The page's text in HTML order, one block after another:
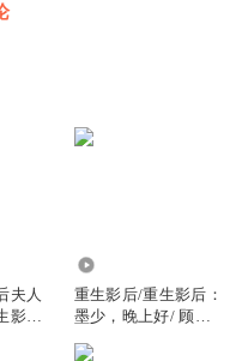
夫人
影
重生影后/重生影后：
墨少，晚上好/ 顾惜